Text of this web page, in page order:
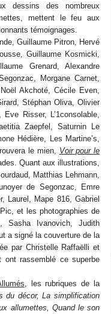
dessins des nombreux
mettent le feu aux
témoignages.
Guillaume Pitron, Hervé
Guillaume Kosmicki,
Grenard, Alexandre
Morgane Carnet,
Akchoté, Cécile Even,
Stéphan Oliva, Olivier
Risser, L’1consolable,
Zaepfel, Saturnin Le
Hédière, Les Martine’s,
le mien, Voir pour le
Quant aux illustrations,
Matthias Lehmann,
de Segonzac, Emre
Laurel, Mape 816, Gabriel
et les photographies de
Sasha Ivanovich, Judith
a signé la couverture de la
par Christelle Raffaëlli et
ont rassemblé ce superbe
, les rubriques de la
du décor, La simplification
allumettes, Quand le son